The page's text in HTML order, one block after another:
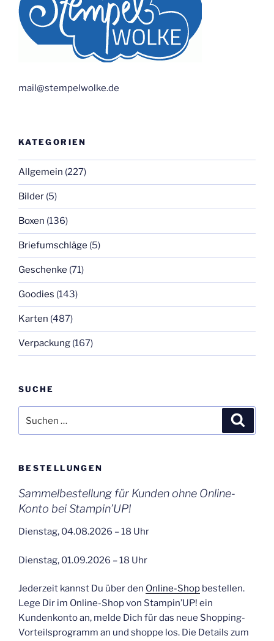
mail@stempelwolke.de
KATEGORIEN
Allgemein (227)
Bilder (5)
Boxen (136)
Briefumschläge (5)
Geschenke (71)
Goodies (143)
Karten (487)
Verpackung (167)
SUCHE
nach:
BESTELLUNGEN
Sammelbestellung für Kunden ohne Online-
Konto bei Stampin’UP!
Dienstag, 04.08.2026 – 18 Uhr
Dienstag, 01.09.2026 – 18 Uhr
Jederzeit kannst Du über den Online-Shop bestellen.
Lege Dir im Online-Shop von Stampin’UP! ein
Kundenkonto an, melde Dich für das neue Shopping-
Vorteilsprogramm an und shoppe los. Die Details zum